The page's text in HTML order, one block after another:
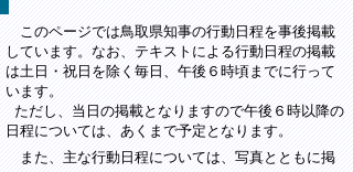
このページでは鳥取県知事の行動日程を事後掲載
しています。なお、テキストによる行動日程の掲載
は土日・祝日を除く毎日、午後６時頃までに行って
います。
ただし、当日の掲載となりますので午後６時以降の
日程については、あくまで予定となります。
また、主な行動日程については、写真とともに掲